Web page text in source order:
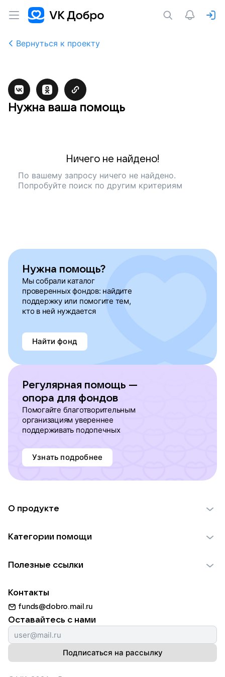
Вернуться к проекту
Нужна ваша помощь
Ничего не найдено!
По вашему запросу ничего не найдено.
Попробуйте поиск по другим критериям
Нужна помощь?
Мы собрали каталог
проверенных фондов: найдите
поддержку или помогите тем,
кто в ней нуждается
Найти фонд
Регулярная помощь —
опора для фондов
Помогайте благотворительным
организациям увереннее
поддерживать подопечных
Узнать подробнее
О продукте
Использование материалов
Для НКО
Партнерам
Категории помощи
Пожилым
Животным
Природе
Культуре
Полезные ссылки
Добрый день
Истории
Контакты
funds@dobro.mail.ru
Оставайтесь с нами
Подписаться на рассылку